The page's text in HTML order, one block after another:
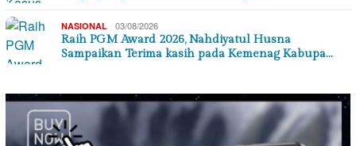
NASIONAL 03/08/2026
Raih PGM Award 2026, Nahdiyatul Husna
Sampaikan Terima kasih pada Kemenag Kabupa…